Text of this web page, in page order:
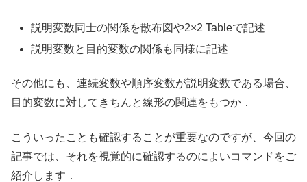
説明変数同士の関係を散布図や2×2 Tableで記述
説明変数と目的変数の関係も同様に記述
その他にも、連続変数や順序変数が説明変数である場合、
目的変数に対してきちんと線形の関連をもつか．
こういったことも確認することが重要なのですが、今回の
記事では、それを視覚的に確認するのによいコマンドをご
紹介します．